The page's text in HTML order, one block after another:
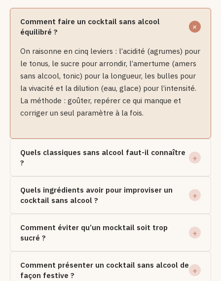
Comment faire un cocktail sans alcool
équilibré ?
On raisonne en cinq leviers : l’acidité (agrumes) pour
le tonus, le sucre pour arrondir, l’amertume (amers
sans alcool, tonic) pour la longueur, les bulles pour
la vivacité et la dilution (eau, glace) pour l’intensité.
La méthode : goûter, repérer ce qui manque et
corriger un seul paramètre à la fois.
Quels classiques sans alcool faut-il connaître
?
Quels ingrédients avoir pour improviser un
cocktail sans alcool ?
Comment éviter qu’un mocktail soit trop
sucré ?
Comment présenter un cocktail sans alcool de
façon festive ?